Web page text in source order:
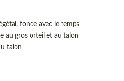
fonce avec le temps
au gros orteil et au talon
talon